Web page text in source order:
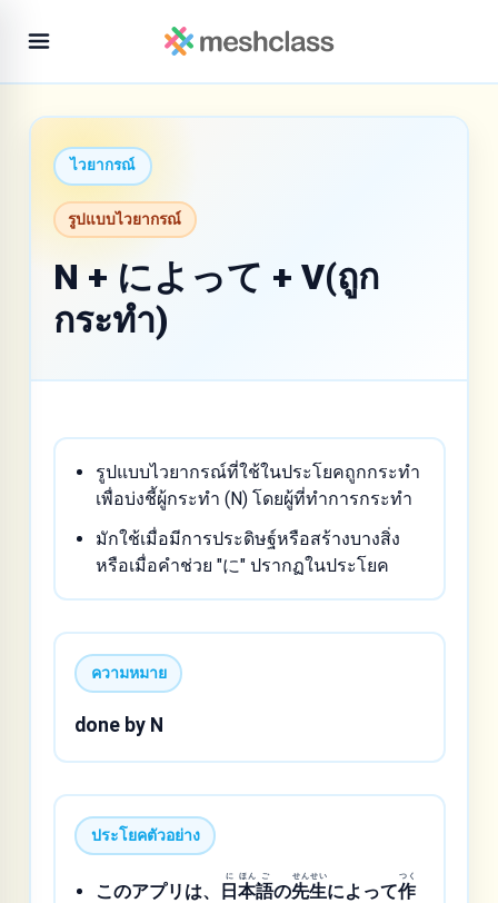
ไวยากรณ์
รูปแบบไวยากรณ์
N + によって + V(ถูก
กระทำ)
รูปแบบไวยากรณ์ที่ใช้ในประโยคถูกกระทำ
เพื่อบ่งชี้ผู้กระทำ (N) โดยผู้ที่ทำการกระทำ
มักใช้เมื่อมีการประดิษฐ์หรือสร้างบางสิ่ง
หรือเมื่อคำช่วย "に" ปรากฏในประโยค
ความหมาย
done by N
ประโยคตัวอย่าง
このアプリは、 日
に
本
ほん
語
ご
の先
せん
生
せい
によって作
つく